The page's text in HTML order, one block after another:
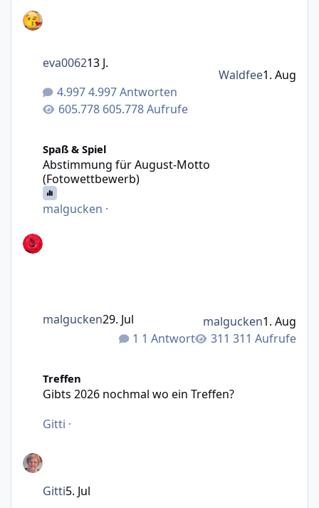
4.997 Antworten
605.778 Aufrufe
eva006213 J.
Waldfee1. Aug
Spaß & Spiel
Abstimmung für August-Motto
(Fotowettbewerb)
malgucken ·
1 Antwort 311 Aufrufe
malgucken29. Jul malgucken1. Aug
Treffen
Gibts 2026 nochmal wo ein Treffen?
Gitti ·
Gitti5. Jul